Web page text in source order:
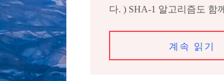
다. ) SHA-1 알고리즘도 함
계속 읽기